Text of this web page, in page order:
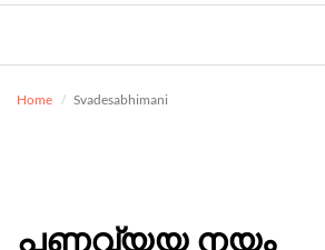
Home Svadesabhimani
പണവ്യയ നയം